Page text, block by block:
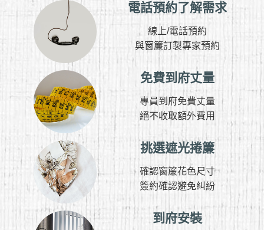
電話預約了解需求
線上/電話預約
與窗簾訂製專家預約
免費到府丈量
專員到府免費丈量
絕不收取額外費用
挑選遮光捲簾
確認窗簾花色尺寸
簽約確認避免糾紛
到府安裝